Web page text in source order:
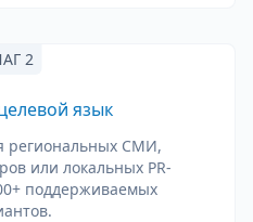
2
язык
региональных СМИ,
или локальных PR-
поддерживаемых